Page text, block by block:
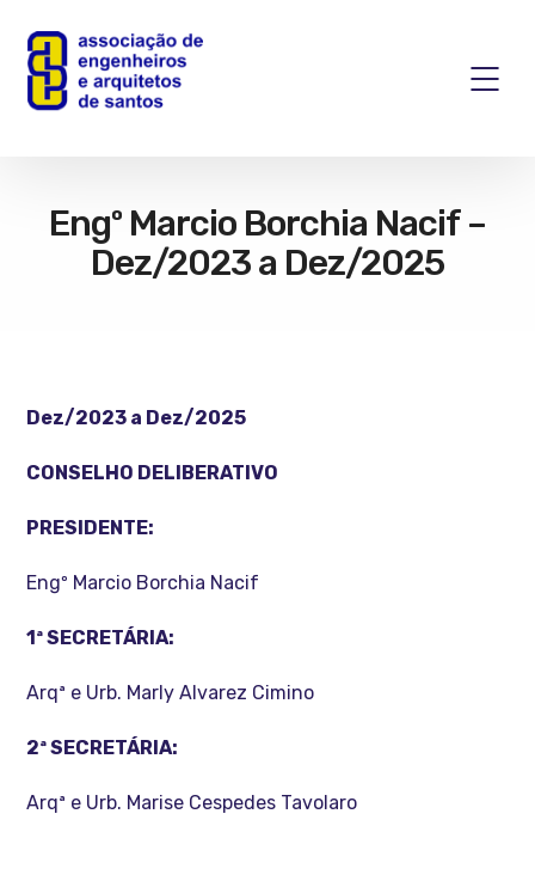
Engº Marcio Borchia Nacif –
Dez/2023 a Dez/2025
Dez/2023 a Dez/2025
CONSELHO DELIBERATIVO
PRESIDENTE:
Engº Marcio Borchia Nacif
1ª SECRETÁRIA:
Arqª e Urb. Marly Alvarez Cimino
2ª SECRETÁRIA:
Arqª e Urb. Marise Cespedes Tavolaro